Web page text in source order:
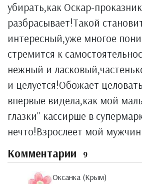
убирать,как Оскар-
разбрасывает!Такой
интересный,уже многое
стремится к
нежный и
и целуется!Обожает
впервые видела,как мой
глазки" кассирше в
нечто!Взрослеет мой
Комментарии 9
Оксанка (Крым)